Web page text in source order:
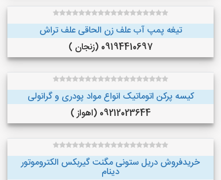
تیغه پمپ آب علف زن الحاقی علف تراش
09194410697 (زنجان )
کیسه پرکن اتوماتیک انواع مواد پودری و گرانولی
09212023644 (اهواز )
خریدفروش دریل ستونی مگنت گیربکس الکتروموتور
دینام